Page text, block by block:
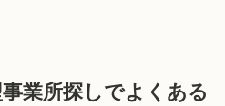
業所探しでよくある